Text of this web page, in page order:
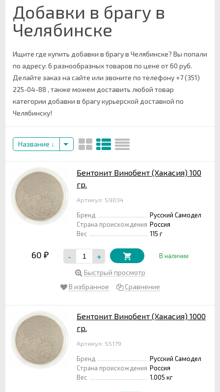
Добавки в брагу в
Челябинске
Ищите где купить добавки в брагу в Челябинске? Вы попали
по адресу: 6 разнообразных товаров по цене от 60 руб.
Делайте заказ на сайте или звоните по телефону +7 (351)
225-04-88 , также можем доставить любой товар
категории добавки в брагу курьерской доставкой по
Челябинску!
Название
Бентонит Винобент (Хакасия) 100
гр.
Артикул: S9034
Бренд
Русский Самодел
Страна происхождения Россия
Вес
115 г
60 ₽ - + В наличии
Быстрый просмотр
В избранное
Сравнение
Бентонит Винобент (Хакасия) 1000
гр.
Артикул: S5179
Бренд
Русский Самодел
Страна происхождения Россия
Вес
1.005 кг